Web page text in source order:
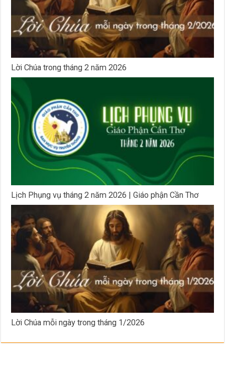
Lời Chúa trong tháng 2 năm 2026
Lịch Phụng vụ tháng 2 năm 2026 | Giáo phận Cần Thơ
Lời Chúa mỗi ngày trong tháng 1/2026